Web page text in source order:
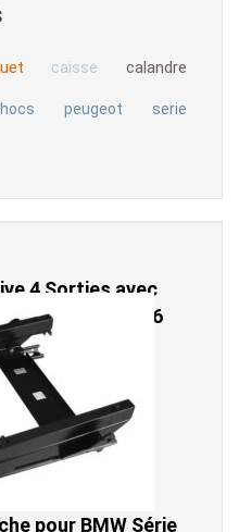
caisse calandre
peugeot serie
pour BMW Série